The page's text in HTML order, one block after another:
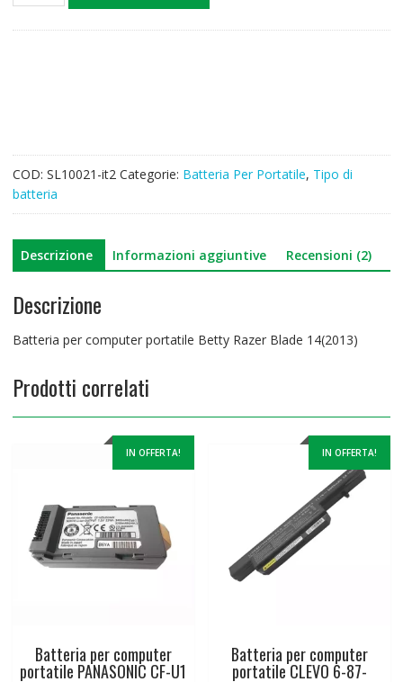
COD: SL10021-it2 Categorie: Batteria Per Portatile, Tipo di
batteria
Descrizione Informazioni aggiuntive Recensioni (2)
Descrizione
Batteria per computer portatile Betty Razer Blade 14(2013)
Prodotti correlati
IN OFFERTA!
Batteria per computer
portatile PANASONIC CF-U1
IN OFFERTA!
Batteria per computer
portatile CLEVO 6-87-